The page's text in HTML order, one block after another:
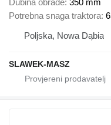
Potrebna snaga traktora
Poljska, Nowa Dąbia
SLAWEK-MASZ